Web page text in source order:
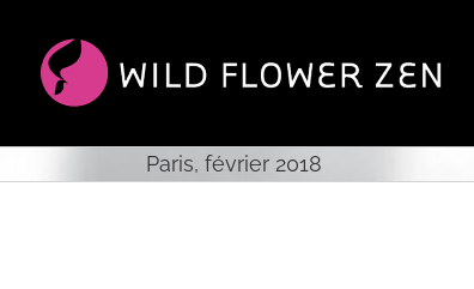
contenu
Paris, février 2018